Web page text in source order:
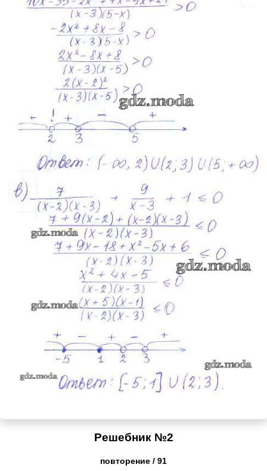
Решебник №2
повторение / 91